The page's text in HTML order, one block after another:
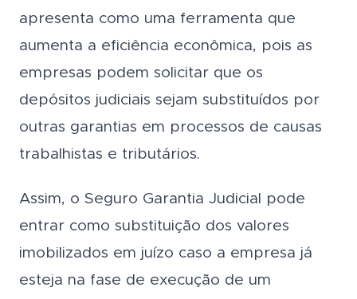
apresenta como uma ferramenta que
aumenta a eficiência econômica, pois as
empresas podem solicitar que os
depósitos judiciais sejam substituídos por
outras garantias em processos de causas
trabalhistas e tributários.
Assim, o Seguro Garantia Judicial pode
entrar como substituição dos valores
imobilizados em juízo caso a empresa já
esteja na fase de execução de um